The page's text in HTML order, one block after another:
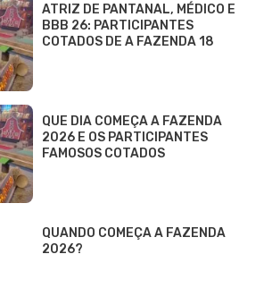
ATRIZ DE PANTANAL, MÉDICO E
BBB 26: PARTICIPANTES
COTADOS DE A FAZENDA 18
QUE DIA COMEÇA A FAZENDA
2026 E OS PARTICIPANTES
FAMOSOS COTADOS
QUANDO COMEÇA A FAZENDA
2026?